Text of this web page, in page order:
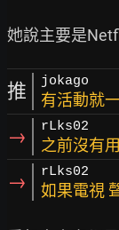
推 jokago
有活動就
→ rLks02
之前沒有
→ rLks02
如果電視